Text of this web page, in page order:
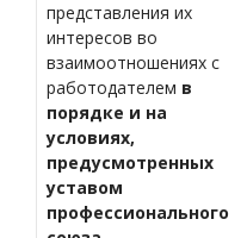
представления их
интересов во
взаимоотношениях с
работодателем в
порядке и на
условиях,
предусмотренных
уставом
профессионального